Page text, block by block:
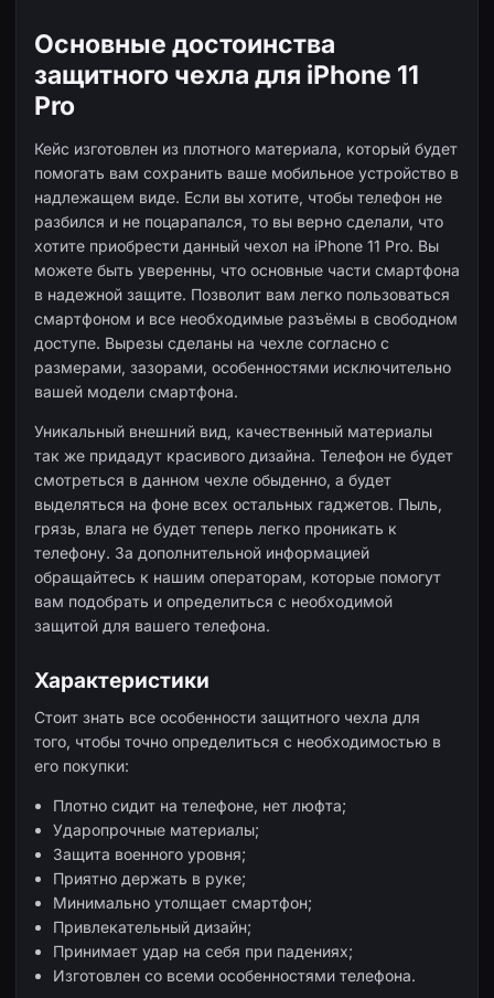
Основные достоинства
защитного чехла для iPhone 11
Pro
Кейс изготовлен из плотного материала, который будет
помогать вам сохранить ваше мобильное устройство в
надлежащем виде. Если вы хотите, чтобы телефон не
разбился и не поцарапался, то вы верно сделали, что
хотите приобрести данный чехол на iPhone 11 Pro. Вы
можете быть уверенны, что основные части смартфона
в надежной защите. Позволит вам легко пользоваться
смартфоном и все необходимые разъёмы в свободном
доступе. Вырезы сделаны на чехле согласно с
размерами, зазорами, особенностями исключительно
вашей модели смартфона.
Уникальный внешний вид, качественный материалы
так же придадут красивого дизайна. Телефон не будет
смотреться в данном чехле обыденно, а будет
выделяться на фоне всех остальных гаджетов. Пыль,
грязь, влага не будет теперь легко проникать к
телефону. За дополнительной информацией
обращайтесь к нашим операторам, которые помогут
вам подобрать и определиться с необходимой
защитой для вашего телефона.
Характеристики
Стоит знать все особенности защитного чехла для
того, чтобы точно определиться с необходимостью в
его покупки:
Плотно сидит на телефоне, нет люфта;
Ударопрочные материалы;
Защита военного уровня;
Приятно держать в руке;
Минимально утолщает смартфон;
Привлекательный дизайн;
Принимает удар на себя при падениях;
Изготовлен со всеми особенностями телефона.